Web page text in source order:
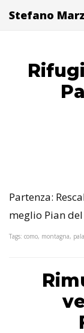
Stefano
Partenza:
meglio Pian
Tags: como, montagna,